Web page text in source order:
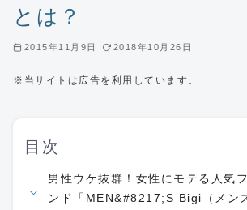
とは？
2015年11月9日 2018年10月26日
※当サイトは広告を利用しています。
目次
男性ウケ抜群！女性にモテる人気
ンド「MEN&#8217;S Bigi（メン